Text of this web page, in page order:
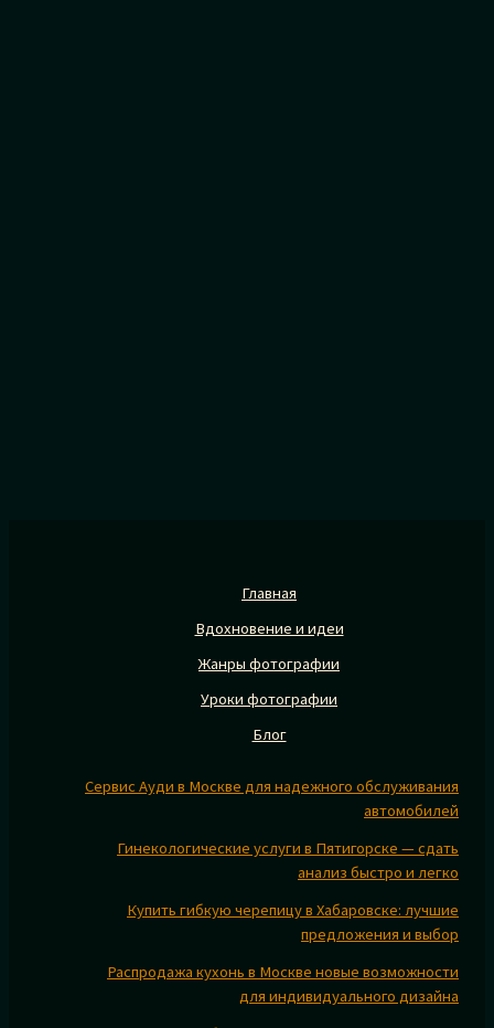
Главная
Вдохновение и идеи
Жанры фотографии
Уроки фотографии
Блог
Сервис Ауди в Москве для надежного обслуживания
автомобилей
Гинекологические услуги в Пятигорске — сдать
анализ быстро и легко
Купить гибкую черепицу в Хабаровске: лучшие
предложения и выбор
Распродажа кухонь в Москве новые возможности
для индивидуального дизайна